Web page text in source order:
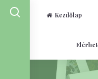
Kezdőlap